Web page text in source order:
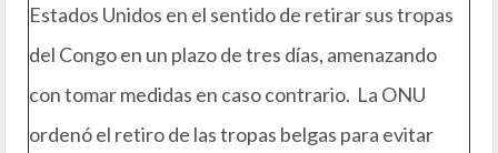
Estados Unidos en el sentido de retirar sus tropas
del Congo en un plazo de tres días, amenazando
con tomar medidas en caso contrario. La ONU
ordenó el retiro de las tropas belgas para evitar